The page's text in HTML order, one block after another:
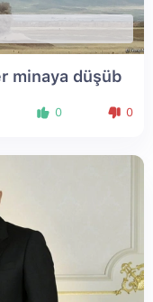
minaya düşüb
0 0